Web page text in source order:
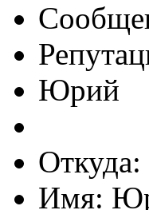
Юрий
Имя: